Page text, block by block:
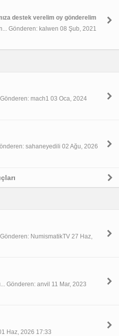
destek verelim oy gönderelim
Gönderen: kalwen 08 Şub, 2021
mach1 03 Oca, 2024
sahaneyedili 02 Ağu, 2026
NumismatikTV 27 Haz,
Gönderen: anvil 11 Mar, 2023
Haz, 2026 17:33